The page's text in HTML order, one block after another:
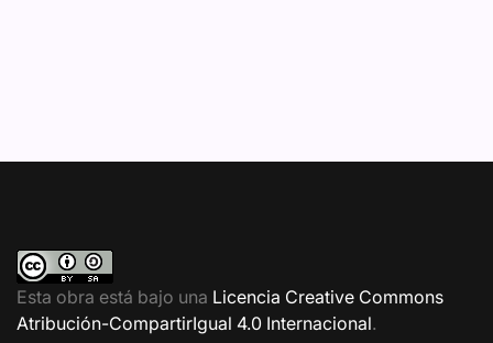
Esta obra está bajo una Licencia Creative Commons
Atribución-CompartirIgual 4.0 Internacional.